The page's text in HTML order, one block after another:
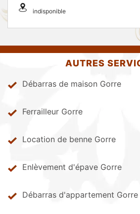
indisponible
AUTRES
Débarras de maison Gorre
Ferrailleur Gorre
Location de benne Gorre
Enlèvement d'épave Gorre
Débarras d'appartement Gorre